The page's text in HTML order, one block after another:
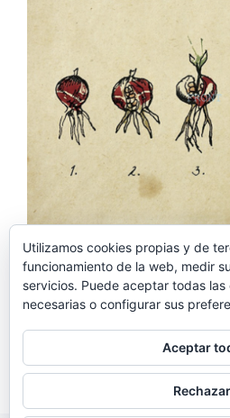
El pasado 9 de noviembre salió a la
esperado nuevo álbum de Luísa
producido por el catalán Raül
prestigiosos productores y multi-
España (productor de nombres
Rodríguez, Silvia Pèrez…
Noemí Sánchez
11/11/
Utilizamos cookies propias y de
funcionamiento de la web, medir
servicios. Puede aceptar todas
necesarias o configurar sus
Aceptar
Rechazar